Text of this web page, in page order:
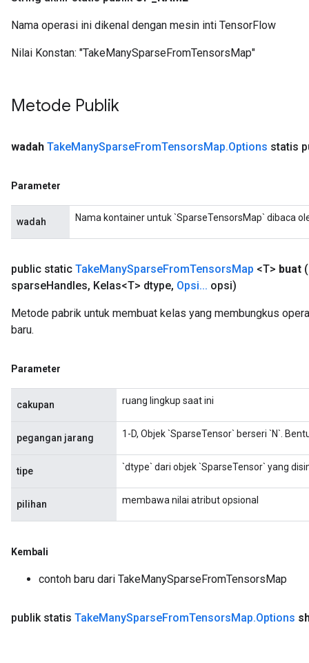
Nama operasi ini dikenal dengan mesin inti TensorFlow
Nilai Konstan: "TakeManySparseFromTensorsMap"
Metode Publik
wadah TakeManySparseFromTensorsMap.Options statis
Parameter
wadah Nama kontainer untuk `SparseTensorsMap` dibaca
public static TakeManySparseFromTensorsMap <T> buat
sparseHandles, Kelas<T> dtype, Opsi... opsi)
Metode pabrik untuk membuat kelas yang membungkus
baru.
Parameter
cakupan ruang lingkup saat ini
pegangan jarang 1-D, Objek `SparseTensor` berseri `N`.
tipe `dtype` dari objek `SparseTensor` yang
pilihan membawa nilai atribut opsional
Kembali
contoh baru dari TakeManySparseFromTensorsMap
publik statis TakeManySparseFromTensorsMap.Options